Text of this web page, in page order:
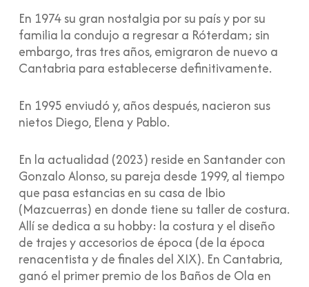
En 1974 su gran nostalgia por su país y por su
familia la condujo a regresar a Róterdam; sin
embargo, tras tres años, emigraron de nuevo a
Cantabria para establecerse definitivamente.
En 1995 enviudó y, años después, nacieron sus
nietos Diego, Elena y Pablo.
En la actualidad (2023) reside en Santander con
Gonzalo Alonso, su pareja desde 1999, al tiempo
que pasa estancias en su casa de Ibio
(Mazcuerras) en donde tiene su taller de costura.
Allí se dedica a su hobby: la costura y el diseño
de trajes y accesorios de época (de la época
renacentista y de finales del XIX). En Cantabria,
ganó el primer premio de los Baños de Ola en